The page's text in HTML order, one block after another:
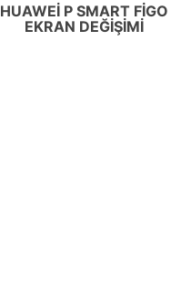
HUAWEI P SMART FIGO
EKRAN DEĞIŞIMI